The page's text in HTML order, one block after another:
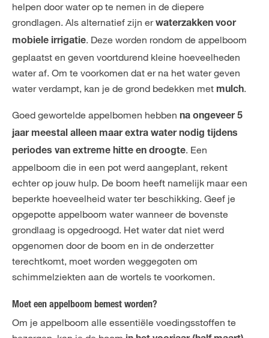
helpen door water op te nemen in de diepere
grondlagen. Als alternatief zijn erwaterzakken voor
mobiele irrigatie. Deze worden rondom de appelboom
geplaatst en geven voortdurend kleine hoeveelheden
water af. Om te voorkomen dat er na het water geven
water verdampt, kan je de grond bedekken met mulch.
Goed gewortelde appelbomen hebben na ongeveer 5
jaar meestal alleen maar extra water nodig tijdens
periodes van extreme hitte en droogte. Een
appelboom die in een pot werd aangeplant, rekent
echter op jouw hulp. De boom heeft namelijk maar een
beperkte hoeveelheid water ter beschikking. Geef je
opgepotte appelboom water wanneer de bovenste
grondlaag is opgedroogd. Het water dat niet werd
opgenomen door de boom en in de onderzetter
terechtkomt, moet worden weggegoten om
schimmelziekten aan de wortels te voorkomen.
Moet een appelboom bemest worden?
Om je appelboom alle essentiële voedingsstoffen te